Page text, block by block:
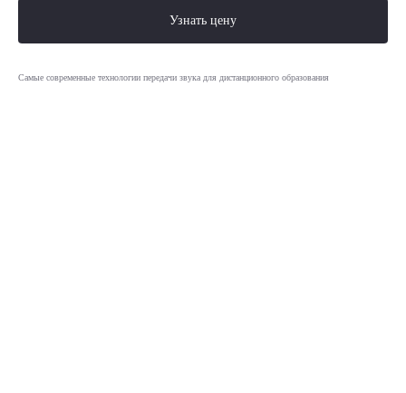
Узнать цену
Самые современные технологии передачи звука для дистанционного образования